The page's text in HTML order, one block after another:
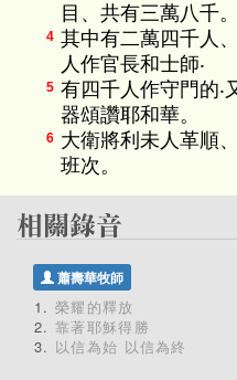
目、共有三萬八千。
4 其中有二萬四千人
人作官長和士師‧
5 有四千人作守門的‧
器頌讚耶和華。
6 大衛將利未人革順
班次。
蕭壽華牧師
榮耀的釋放
靠著耶穌得勝
以信為始 以信為終